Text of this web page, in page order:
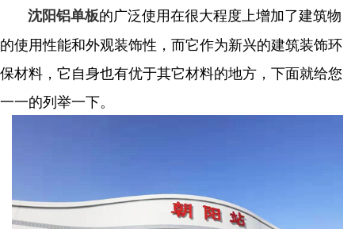
沈阳铝单板的广泛使用在很大程度上增加了建筑物
的使用性能和外观装饰性，而它作为新兴的建筑装饰环
保材料，它自身也有优于其它材料的地方，下面就给您
一一的列举一下。